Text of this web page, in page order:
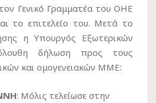
Γενικό Γραμματέα του ΟΗΕ
το επιτελείο του. Μετά το
η Υπουργός Εξωτερικών
δήλωση προς τους
και ομογενειακών ΜΜΕ:
: Μόλις τελείωσε στην